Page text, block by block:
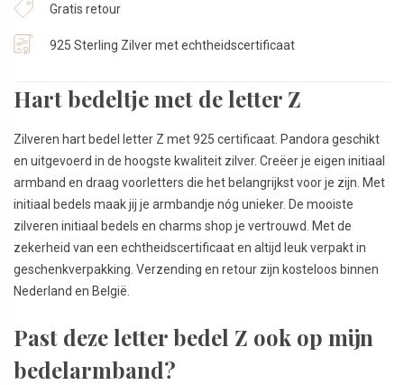
Gratis retour
925 Sterling Zilver met echtheidscertificaat
Hart bedeltje met de letter Z
Zilveren hart bedel letter Z met 925 certificaat. Pandora geschikt
en uitgevoerd in de hoogste kwaliteit zilver. Creëer je eigen initiaal
armband en draag voorletters die het belangrijkst voor je zijn. Met
initiaal bedels maak jij je armbandje nóg unieker. De mooiste
zilveren initiaal bedels en charms shop je vertrouwd. Met de
zekerheid van een echtheidscertificaat en altijd leuk verpakt in
geschenkverpakking. Verzending en retour zijn kosteloos binnen
Nederland en België.
Past deze letter bedel Z ook op mijn
bedelarmband?